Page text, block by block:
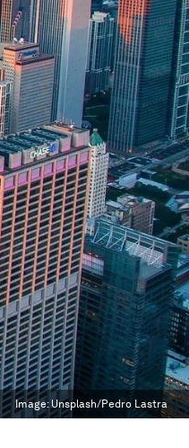
Image: Unsplash/Pedro Lastra